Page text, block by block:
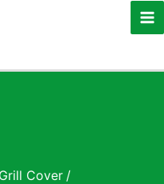
Grill Cover /